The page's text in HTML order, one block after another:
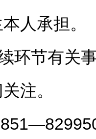
人承担。
节有关事
注。